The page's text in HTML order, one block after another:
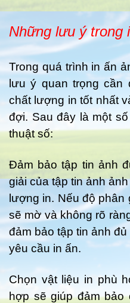
Những lưu ý trong
Trong quá trình in ấn
lưu ý quan trọng cần
chất lượng in tốt nhất
đợi. Sau đây là một
thuật số:
Đảm bảo tập tin ảnh
giải của tập tin ảnh
lượng in. Nếu độ phân
sẽ mờ và không rõ
đảm bảo tập tin ảnh
yêu cầu in ấn.
Chọn vật liệu in phù
hợp sẽ giúp đảm